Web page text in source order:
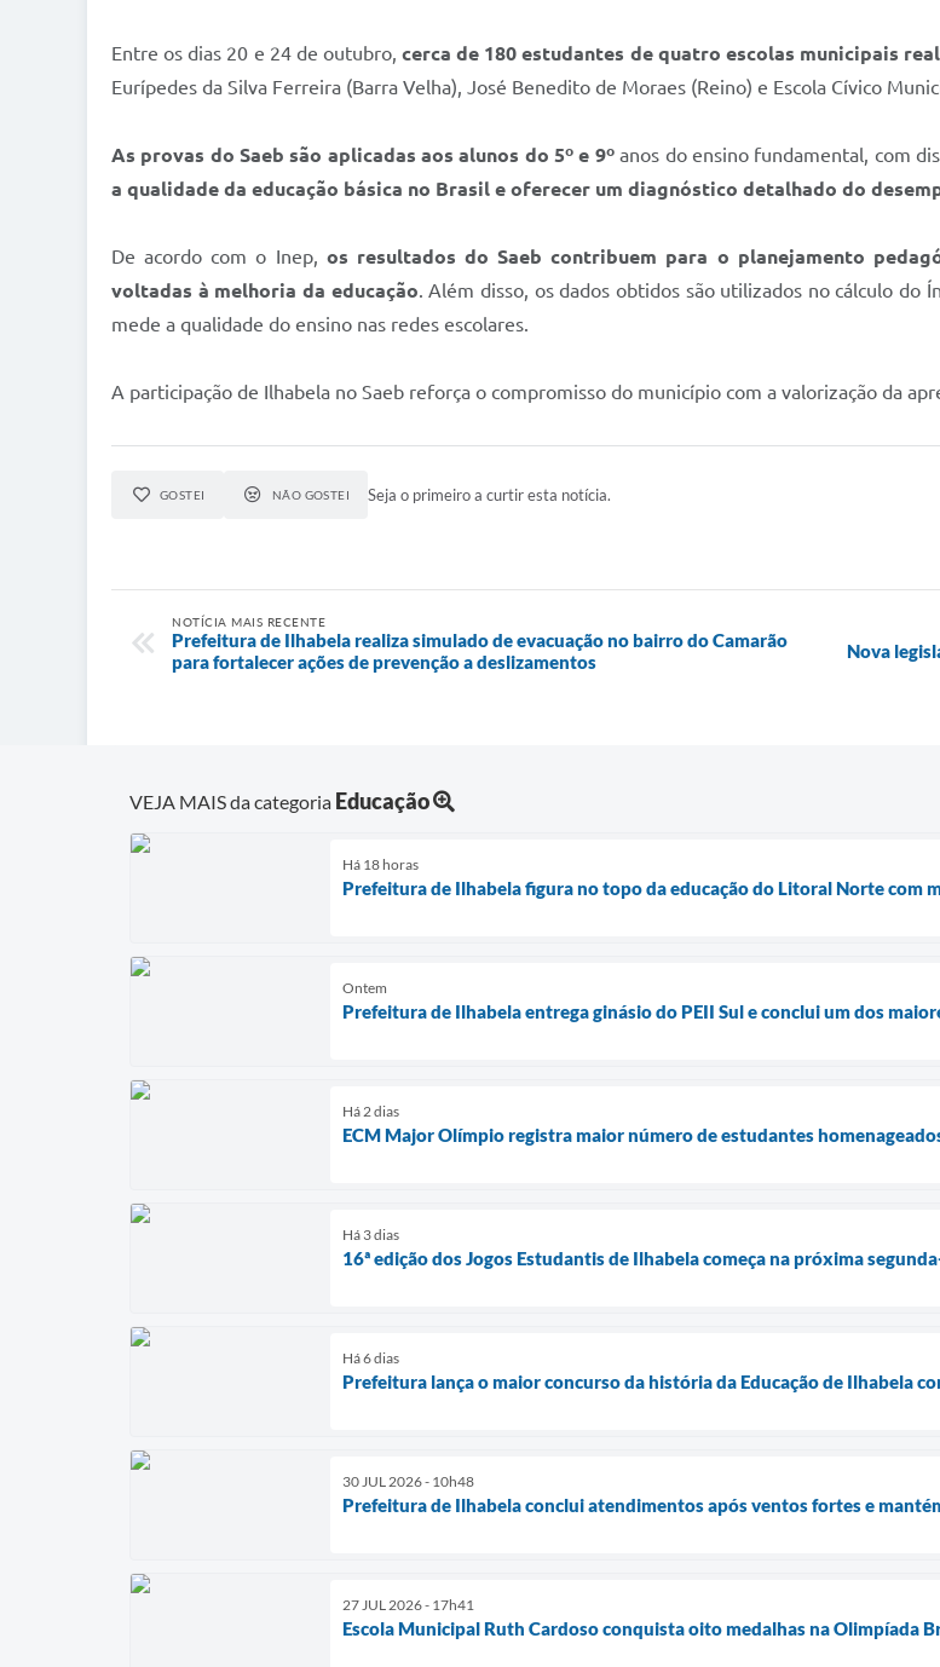
Entre os dias 20 e 24 de outubro,cerca de 180 estudantes de quatro escolas municipais
Eurípedes da Silva Ferreira (Barra Velha), José Benedito de Moraes (Reino) e Escola Cívico
As provas do Saeb são aplicadas aos alunos do 5º e 9ºanos do ensino fundamental, com
a qualidade da educação básica no Brasil e oferecer um diagnóstico detalhado do
De acordo com o Inep, os resultados do Saeb contribuem para o planejamento
voltadas à melhoria da educação. Além disso, os dados obtidos são utilizados no cálculo do
mede a qualidade do ensino nas redes escolares.
A participação de Ilhabela no Saeb reforça o compromisso do município com a valorização da
GOSTEI NÃO GOSTEI Seja o primeiro a curtir esta notícia.
NOTÍCIA MAIS RECENTE
Prefeitura de Ilhabela realiza simulado de evacuação no bairro do Camarão
para fortalecer ações de prevenção a deslizamentos
Nova
VEJA MAIS da categoria Educação
Há 18 horas
Prefeitura de Ilhabela figura no topo da educação do Litoral Norte com
Ontem
Prefeitura de Ilhabela entrega ginásio do PEII Sul e conclui um dos
Há 2 dias
ECM Major Olímpio registra maior número de estudantes
Há 3 dias
16ª edição dos Jogos Estudantis de Ilhabela começa na próxima
Há 6 dias
Prefeitura lança o maior concurso da história da Educação de Ilhabela
30 JUL 2026 - 10h48
Prefeitura de Ilhabela conclui atendimentos após ventos fortes e
27 JUL 2026 - 17h41
Escola Municipal Ruth Cardoso conquista oito medalhas na Olimpíada